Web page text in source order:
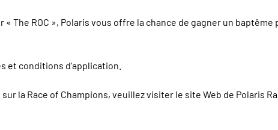
The ROC », Polaris vous offre la chance de gagner un baptême
et conditions d'application.
la Race of Champions, veuillez visiter le site Web de Polaris